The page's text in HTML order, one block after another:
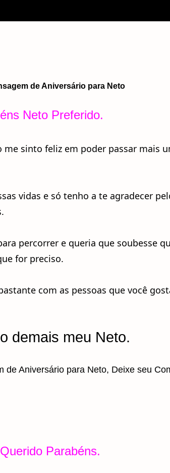
de Aniversário para Neto
Neto Preferido.
me sinto feliz em poder passar mais
vidas e só tenho a te agradecer
percorrer e queria que soubesse
for preciso.
com as pessoas que você
demais meu Neto.
de Aniversário para Neto, Deixe seu
Parabéns.